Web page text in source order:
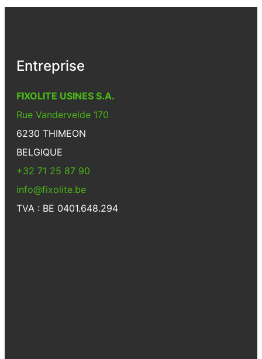
Entreprise
FIXOLITE USINES S.A.
Rue Vandervelde 170
6230 THIMEON
BELGIQUE
+32 71 25 87 90
info@fixolite.be
TVA : BE 0401.648.294